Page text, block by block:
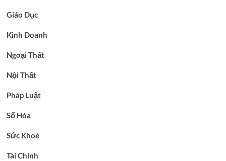
Giáo Dục
Kinh Doanh
Ngoại Thất
Nội Thất
Pháp Luật
Số Hóa
Sức Khoẻ
Tài Chính